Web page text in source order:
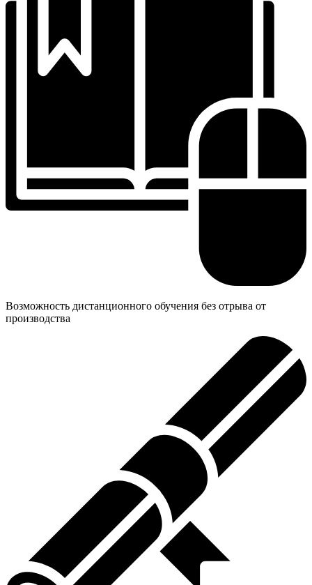
Возможность дистанционного обучения без отрыва от
производства